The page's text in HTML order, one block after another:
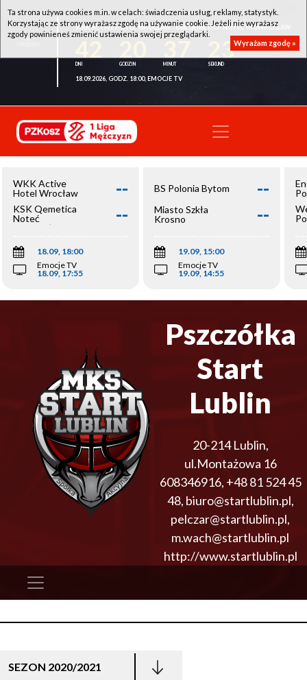
WKK ACTIVE HOTEL WROCŁAW - KSK QEMETICA NOTEĆ INOWROCŁAW
23
18.09.2026, GODZ. 18:00, EMOCJE TV
WKK Active
Hotel Wrocław
--
KSK Qemetica
Noteć
Inowrocław
--
18.09, 18:00
Emocje TV
18.09, 17:55
BS Polonia Bytom --
Miasto Szkła
Krosno
--
19.09, 15:00
Emocje TV
19.09, 14:55
Pszczółka
Start
Lublin
20-214 Lublin,
ul.Montażowa 16
608346916, +48 81 524 45
48, biuro@startlublin.pl,
pelczar@startlublin.pl,
m.wach@startlublin.pl
http://www.startlublin.pl
SEZON 2020/2021
Ta strona używa cookies m.in. w celach: świadczenia usług, reklamy, statystyk.
Korzystając ze strony wyrażasz zgodę na używanie cookie. Jeżeli nie wyrażasz
zgody powinieneś zmienić ustawienia swojej przeglądarki.
Wyrażam zgodę »